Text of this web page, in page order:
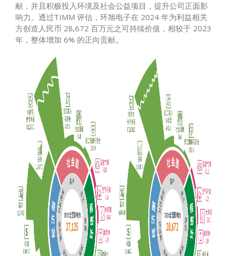
献，并且积极投入环境及社会公益项目，提升公司正面影
响力。透过TIMM 评估，环旭电子在 2024 年为利益相关
方创造人民币 28,672 百万元之可持续价值，相较于 2023
年，整体增加 6% 的正向贡献。